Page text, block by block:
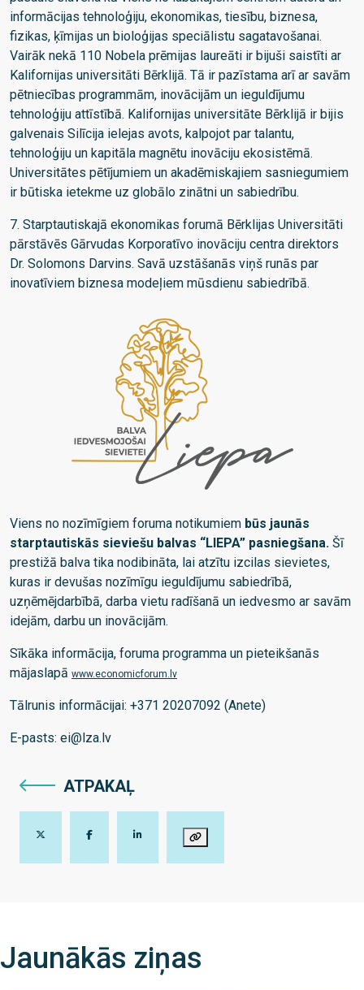
informācijas tehnoloģiju, ekonomikas, tiesību, biznesa,
fizikas, ķīmijas un bioloģijas speciālistu sagatavošanai.
Vairāk nekā 110 Nobela prēmijas laureāti ir bijuši saistīti ar
Kalifornijas universitāti Bērklijā. Tā ir pazīstama arī ar savām
pētniecības programmām, inovācijām un ieguldījumu
tehnoloģiju attīstībā. Kalifornijas universitāte Bērklijā ir bijis
galvenais Silīcija ielejas avots, kalpojot par talantu,
tehnoloģiju un kapitāla magnētu inovāciju ekosistēmā.
Universitātes pētījumiem un akadēmiskajiem sasniegumiem
ir būtiska ietekme uz globālo zinātni un sabiedrību.
7. Starptautiskajā ekonomikas forumā Bērklijas Universitāti
pārstāvēs Gārvudas Korporatīvo inovāciju centra direktors
Dr. Solomons Darvins. Savā uzstāšanās viņš runās par
inovatīviem biznesa modeļiem mūsdienu sabiedrībā.
Viens no nozīmīgiem foruma notikumiem būs jaunās
starptautiskās sieviešu balvas “LIEPA” pasniegšana. Šī
prestižā balva tika nodibināta, lai atzītu izcilas sievietes,
kuras ir devušas nozīmīgu ieguldījumu sabiedrībā,
uzņēmējdarbībā, darba vietu radīšanā un iedvesmo ar savām
idejām, darbu un inovācijām.
Sīkāka informācija, foruma programma un pieteikšanās
mājaslapā www.economicforum.lv
Tālrunis informācijai: +371 20207092 (Anete)
E-pasts: ei@lza.lv
ATPAKAĻ
Jaunākās ziņas